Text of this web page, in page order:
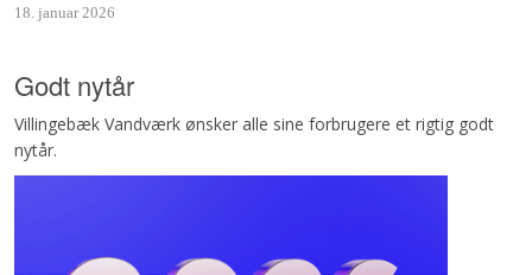
18. januar 2026
Godt nytår
Villingebæk Vandværk ønsker alle sine forbrugere et rigtig godt
nytår.